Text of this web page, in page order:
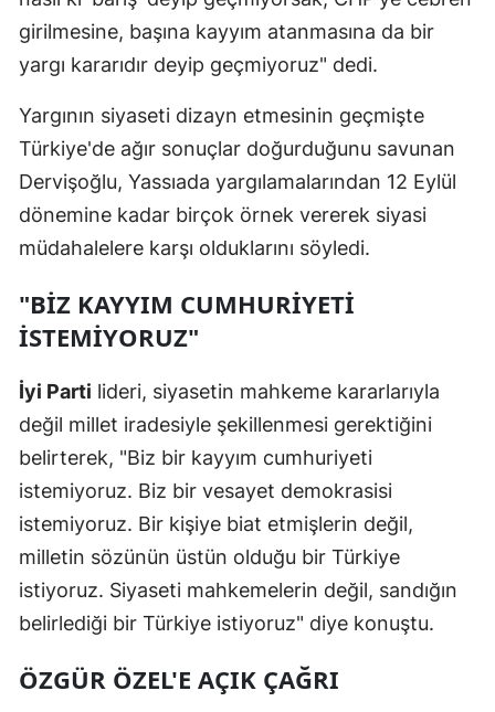
girilmesine, başına kayyım atanmasına da bir
yargı kararıdır deyip geçmiyoruz" dedi.
Yargının siyaseti dizayn etmesinin geçmişte
Türkiye'de ağır sonuçlar doğurduğunu savunan
Dervişoğlu, Yassıada yargılamalarından 12 Eylül
dönemine kadar birçok örnek vererek siyasi
müdahalelere karşı olduklarını söyledi.
"BİZ KAYYIM CUMHURİYETİ
İSTEMİYORUZ"
İyi Parti lideri, siyasetin mahkeme kararlarıyla
değil millet iradesiyle şekillenmesi gerektiğini
belirterek, "Biz bir kayyım cumhuriyeti
istemiyoruz. Biz bir vesayet demokrasisi
istemiyoruz. Bir kişiye biat etmişlerin değil,
milletin sözünün üstün olduğu bir Türkiye
istiyoruz. Siyaseti mahkemelerin değil, sandığın
belirlediği bir Türkiye istiyoruz" diye konuştu.
ÖZGÜR ÖZEL'E AÇIK ÇAĞRI